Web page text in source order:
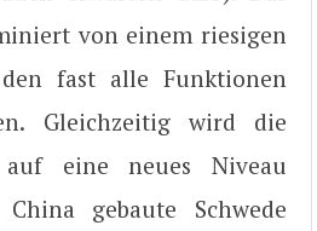
von einem riesigen
fast alle Funktionen
Gleichzeitig wird die
auf eine neues Niveau
gebaute Schwede